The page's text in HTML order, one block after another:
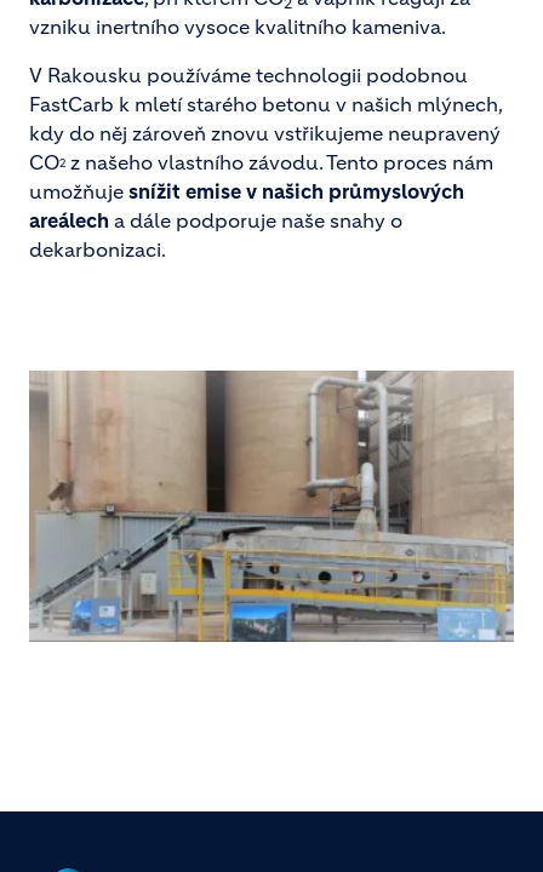
vzniku inertního vysoce kvalitního kameniva.
V Rakousku používáme technologii podobnou
FastCarb k mletí starého betonu v našich mlýnech,
kdy do něj zároveň znovu vstřikujeme neupravený
CO2 z našeho vlastního závodu. Tento proces nám
umožňuje snížit emise v našich průmyslových
areálech a dále podporuje naše snahy o
dekarbonizaci.